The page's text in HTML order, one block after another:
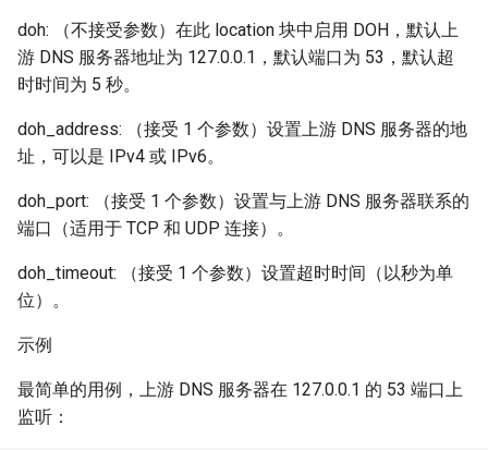
http
http2
httpipe
hyperscan
ini
injection
iputils
doh: （不接受参数）在此 location 块中启用 DOH，默认上
游 DNS 服务器地址为 127.0.0.1，默认端口为 53，默认超
时时间为 5 秒。
doh_address: （接受 1 个参数）设置上游 DNS 服务器的地
址，可以是 IPv4 或 IPv6。
doh_port: （接受 1 个参数）设置与上游 DNS 服务器联系的
端口（适用于 TCP 和 UDP 连接）。
doh_timeout: （接受 1 个参数）设置超时时间（以秒为单
位）。
示例
最简单的用例，上游 DNS 服务器在 127.0.0.1 的 53 端口上
监听：